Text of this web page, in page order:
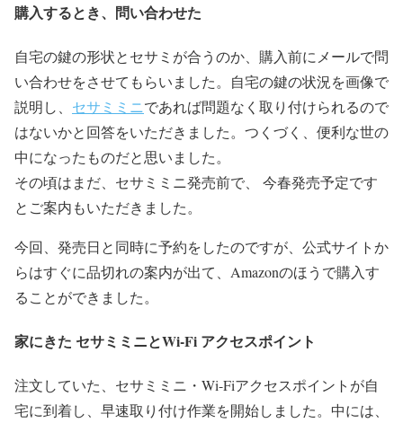
購入するとき、問い合わせた
自宅の鍵の形状とセサミが合うのか、購入前にメールで問
い合わせをさせてもらいました。 自宅の鍵の状況を画像で
説明し、 セサミミニであれば問題なく取り付けられるので
はないかと回答をいただきました。 つくづく、便利な世の
中になったものだと思いました。
その頃はまだ、セサミミニ発売前で、 今春発売予定です
とご案内もいただきました。
今回、発売日と同時に予約をしたのですが、公式サイトか
らはすぐに品切れの案内が出て、Amazonのほうで購入す
ることができました。
家にきた セサミミニとWi-Fi アクセスポイント
注文していた、セサミミニ・ Wi-Fiアクセスポイントが自
宅に到着し、早速取り付け作業を開始しました。 中には、